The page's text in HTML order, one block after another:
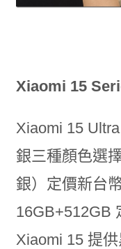
Xiaomi 15
Xiaomi 15 Ultra
銀三種顏色選擇
銀）定價新台
16GB+512GB
Xiaomi 15 提